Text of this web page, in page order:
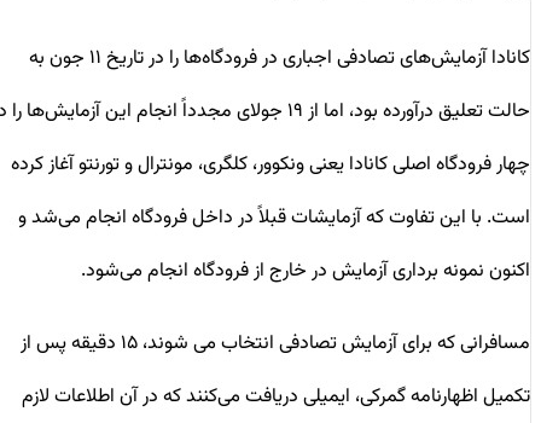
کانادا آزمایش‌های تصادفی اجباری در فرودگاه‌ها را در تاریخ ۱۱ جون به
حالت تعلیق درآورده بود، اما از ۱۹ جولای مجدداً انجام این آزمایش‌ها را در
چهار فرودگاه اصلی کانادا یعنی ونکوور، کلگری، مونترال و تورنتو آغاز کرده
است. با این تفاوت که آزمایشات قبلاً در داخل فرودگاه انجام می‌شد و
اکنون نمونه برداری آزمایش در خارج از فرودگاه انجام می‌شود.
مسافرانی که برای آزمایش تصادفی انتخاب می شوند، ۱۵ دقیقه پس از
تکمیل اظهارنامه گمرکی، ایمیلی دریافت می‌کنند که در آن اطلاعات لازم